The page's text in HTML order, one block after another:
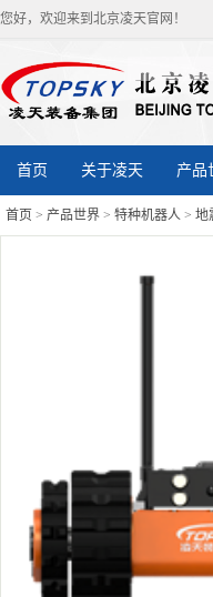
您好，欢迎来到北京凌天官网！
首页 关于凌天 产品
首页 > 产品世界 > 特种机器人 > 地